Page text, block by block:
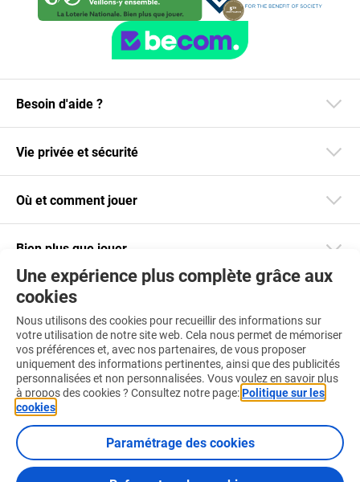
Une expérience plus complète grâce aux
cookies
Nous utilisons des cookies pour recueillir des informations sur
votre utilisation de notre site web. Cela nous permet de mémoriser
vos préférences et, avec nos partenaires, de vous proposer
uniquement des informations pertinentes, ainsi que des publicités
personnalisées et non personnalisées. Vous voulez en savoir plus
à propos des cookies ? Consultez notre page:Politique sur les
cookies
Paramétrage des cookies
Besoin d'aide ?
Vie privée et sécurité
Où et comment jouer
Bien plus que jouer
Téléchargez notre app